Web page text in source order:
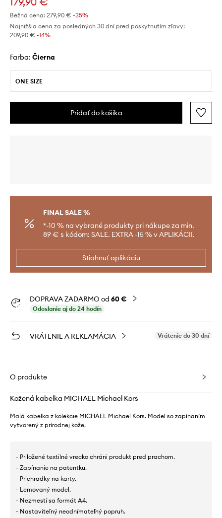
Bežná cena: 279,90 € -35%
Najnižšia cena za posledných 30 dní pred poskytnutím zľavy:
209,90 € -14%
Farba: čierna
ONE SIZE
Pridať do košíka
FINAL SALE %
*-10 % na vybrané produkty pri nákupe za min.
89 € s kódom: SALE. EXTRA -15 % v APLIKÁCII.
Stiahnuť aplikáciu
DOPRAVA ZADARMO od 60 €
Odoslanie aj do 24 hodín
VRÁTENIE A REKLAMÁCIA Vrátenie do 30 dní
O produkte
Kožená kabelka MICHAEL Michael Kors
Malá kabelka z kolekcie MICHAEL Michael Kors. Model so zapínaním
vytvorený z prírodnej kože.
- Priložené textilné vrecko chráni produkt pred prachom.
- Zapínanie na patentku.
- Priehradky na karty.
- Lemovaný model.
- Nezmestí sa formát A4.
- Nastaviteľný neodnímateľný popruh.